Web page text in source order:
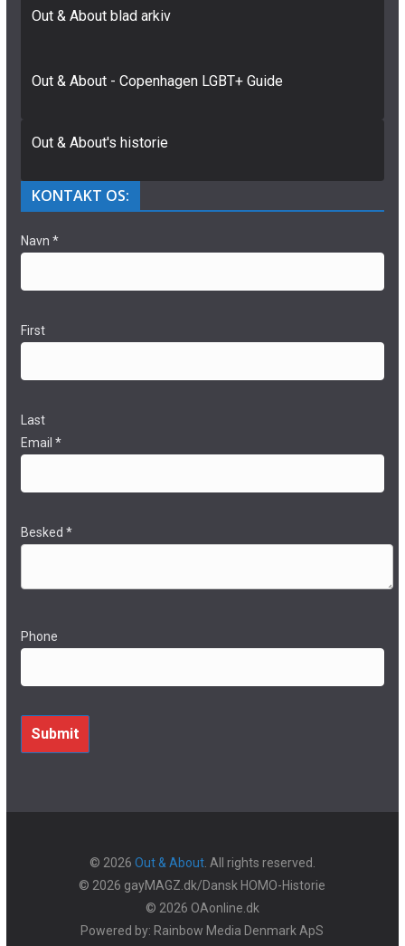
Out & About blad arkiv
Out & About - Copenhagen LGBT+ Guide
Out & About's historie
KONTAKT OS:
Navn *
First
Last
Email *
Besked *
Phone
Submit
© 2026 Out & About. All rights reserved.
© 2026 gayMAGZ.dk/Dansk HOMO-Historie
© 2026 OAonline.dk
Powered by: Rainbow Media Denmark ApS